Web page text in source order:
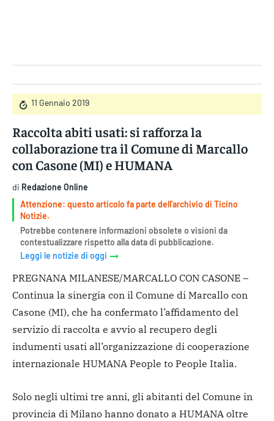
11 Gennaio 2019
Raccolta abiti usati: si rafforza la
collaborazione tra il Comune di Marcallo
con Casone (MI) e HUMANA
di Redazione Online
Attenzione: questo articolo fa parte dell'archivio di Ticino
Notizie.
Potrebbe contenere informazioni obsolete o visioni da
contestualizzare rispetto alla data di pubblicazione.
Leggi le notizie di oggi
PREGNANA MILANESE/MARCALLO CON CASONE –
Continua la sinergia con il Comune di Marcallo con
Casone (MI), che ha confermato l’affidamento del
servizio di raccolta e avvio al recupero degli
indumenti usati all’organizzazione di cooperazione
internazionale HUMANA People to People Italia.
Solo negli ultimi tre anni, gli abitanti del Comune in
provincia di Milano hanno donato a HUMANA oltre